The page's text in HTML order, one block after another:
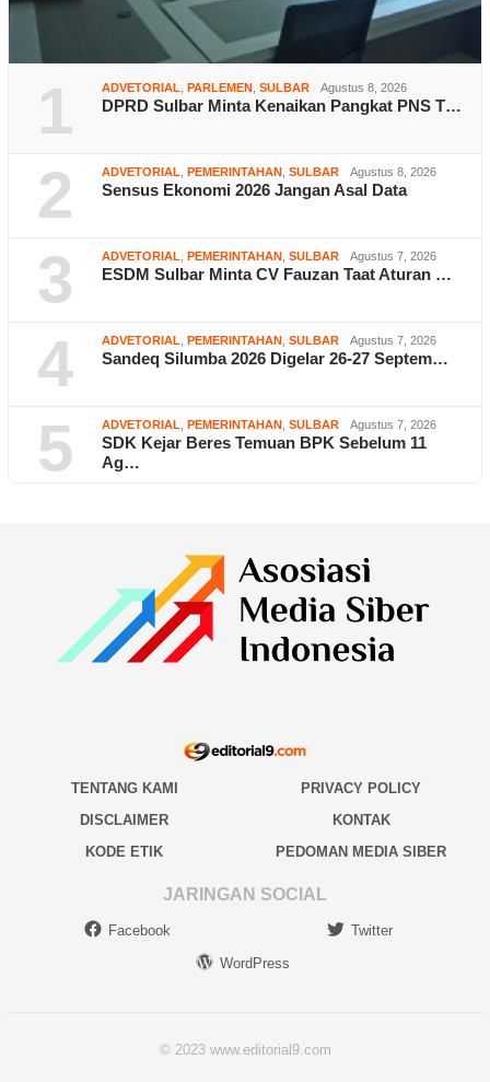
1 ADVETORIAL PARLEMEN SULBAR Agustus 8, 2026
DPRD Sulbar Minta Kenaikan Pangkat PNS T…
2 ADVETORIAL PEMERINTAHAN SULBAR Agustus 8, 2026
Sensus Ekonomi 2026 Jangan Asal Data
3 ADVETORIAL PEMERINTAHAN SULBAR Agustus 7, 2026
ESDM Sulbar Minta CV Fauzan Taat Aturan …
4 ADVETORIAL PEMERINTAHAN SULBAR Agustus 7, 2026
Sandeq Silumba 2026 Digelar 26-27 Septem…
5 ADVETORIAL PEMERINTAHAN SULBAR Agustus 7, 2026
SDK Kejar Beres Temuan BPK Sebelum 11
Ag…
TENTANG KAMI
PRIVACY POLICY
DISCLAIMER
KONTAK
KODE ETIK
PEDOMAN MEDIA SIBER
JARINGAN SOCIAL
Facebook
Twitter
WordPress
© 2023 www.editorial9.com